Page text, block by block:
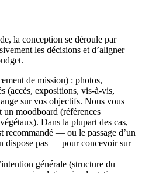
la conception se déroule par
les décisions et d’aligner
de mission) : photos,
(accès, expositions, vis-à-vis,
sur vos objectifs. Nous vous
un moodboard (références
Dans la plupart des cas,
recommandé — ou le passage d’un
dispose pas — pour concevoir sur
générale (structure du